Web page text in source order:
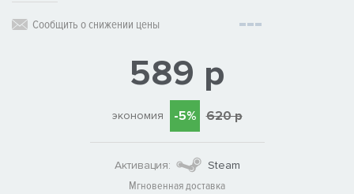
Сообщить о снижении цены
589 р
экономия -5% 620 р
Активация:
Steam
Мгновенная доставка